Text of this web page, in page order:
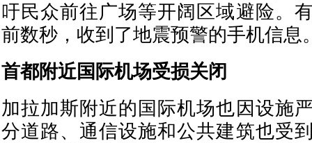
吁民众前往广场等开阔区域避险。
前数秒，收到了地震预警的手机信息
首都附近国际机场受损关闭
加拉加斯附近的国际机场也因设施
分道路、通信设施和公共建筑也受